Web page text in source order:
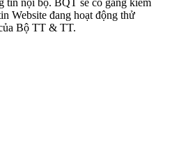
Website đang hoạt động thử
Bộ TT & TT.